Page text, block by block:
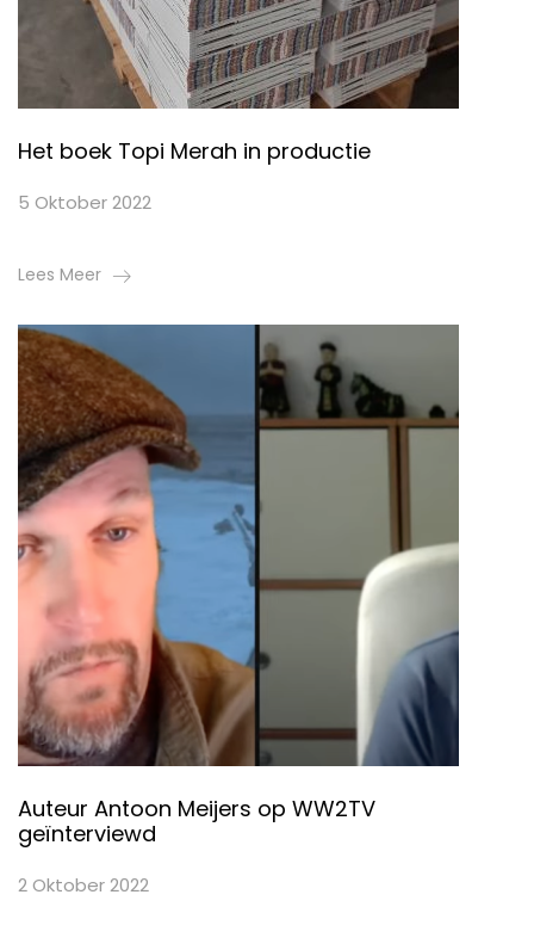
Het boek Topi Merah in productie
5 Oktober 2022
Lees Meer
Auteur Antoon Meijers op WW2TV
geïnterviewd
2 Oktober 2022